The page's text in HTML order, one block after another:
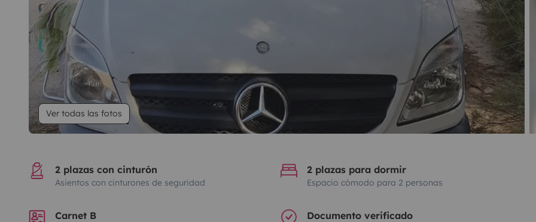
Ver todas las fotos
2 plazas con cinturón
Asientos con cinturones de seguridad
2 plazas para dormir
Espacio cómodo para 2 personas
Carnet B Documento verificado